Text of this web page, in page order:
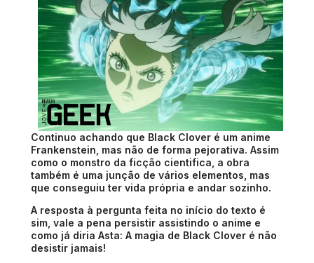
Continuo achando que Black Clover é um anime
Frankenstein, mas não de forma pejorativa. Assim
como o monstro da ficção cientifica, a obra
também é uma junção de vários elementos, mas
que conseguiu ter vida própria e andar sozinho.
A resposta à pergunta feita no início do texto é
sim, vale a pena persistir assistindo o anime e
como já diria Asta: A magia de Black Clover é não
desistir jamais!